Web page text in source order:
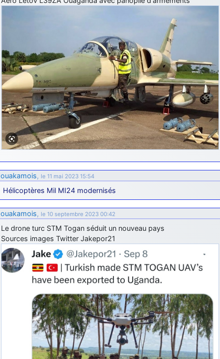
ouakamois, le 11 mai 2023 15:54
Hélicoptères Mil MI24 modernisés
ouakamois, le 10 septembre 2023 00:42
Le drone turc STM Togan séduit un nouveau pays
Sources images Twitter Jakepor21